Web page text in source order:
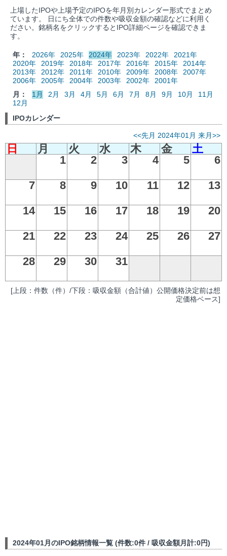
上場したIPOや上場予定のIPOを年月別カレンダー形式でまとめ
ています。 日にち全体での件数や吸収金額の確認などに利用く
ださい。銘柄名をクリックするとIPO詳細ページを確認できま
す。
年： 2026年 2025年 2024年 2023年 2022年
2021年
2020年
2019年 2018年 2017年 2016年 2015年
2014年
2013年
2012年 2011年 2010年 2009年 2008年
2007年
2006年
2005年 2004年 2003年 2002年
2001年
月：
1月 2月 3月 4月 5月 6月 7月 8月 9月 10月
11月
12月
IPOカレンダー
<<先月 2024年01月 来月>>
日 月 火 水 木 金
土
1
2 3 4 5
6
7
8 9 10 11 12
13
14
15 16 17 18 19
20
21
22 23 24 25 26
27
28
29 30 31
[上段：件数（件）/下段：吸収金額（合計値）公開価格決定前は想
定価格ベース]
2024年01月のIPO銘柄情報一覧 (件数:0件 / 吸収金額月計:0円)